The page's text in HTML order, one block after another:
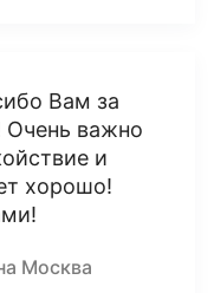
Вам за
Очень важно
и
хорошо!
Москва